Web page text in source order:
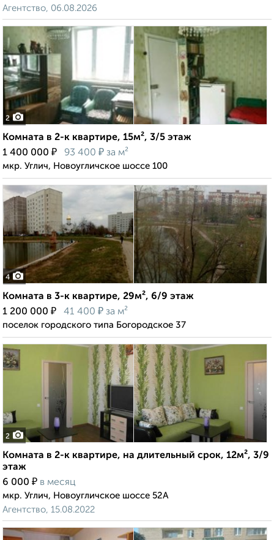
Агентство, 06.08.2026
2
Комната в 2-к квартире, 15м², 3/5 этаж
1 400 000 ₽ 93 400 ₽ за м²
мкр. Углич, Новоугличское шоссе 100
4
Комната в 3-к квартире, 29м², 6/9 этаж
1 200 000 ₽ 41 400 ₽ за м²
поселок городского типа Богородское 37
2
Комната в 2-к квартире, на длительный срок, 12м², 3/9
этаж
6 000 ₽ в месяц
мкр. Углич, Новоугличское шоссе 52А
Агентство, 15.08.2022